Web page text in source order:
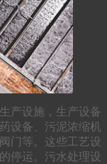
产设施，生产设备
设备、污泥浓缩机
门等。这些工艺设
停运。污水处理设